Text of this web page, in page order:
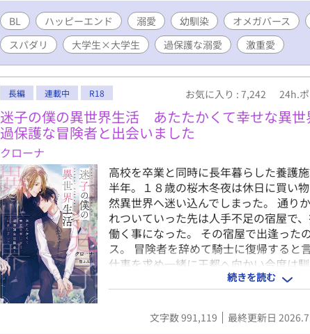
BL ハッピーエンド 溺愛 幼馴染 オメガバース
スパダリ
大学生×大学生 過保護な溺愛 激重愛
長編 連載中 R18 お気に入り : 7,242 24h.
迷子の僕の異世界生活 あたたかくて幸せな異世
過保護な冒険者と出会いました
クローナ
高校を卒業と同時に長年暮らした養護
半年。１８歳の桜木冬夜は休日に買い
然異世界へ迷い込んでしまった。 通り
れついていった先は人手不足の宿屋で
働く事になった。 その宿屋で出逢った
ス。 冒険者を辞めて騎士に復帰すると
仕事を求め一緒に王都へ向かい今度は
く事に。 神様からの啓示もなく、なぜ
理由もわからないまま周りの人に助け
せになるお話です。 2022,04,02 第二
読みやすくなればと第一部に章を追加
続きを読む
文字数 991,119 最終更新日